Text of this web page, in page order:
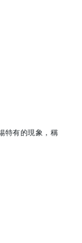
特有的現象，稱